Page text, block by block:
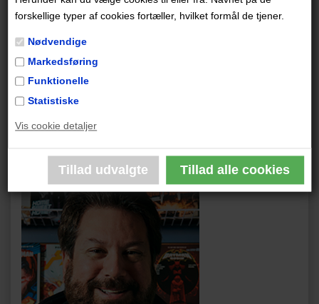
forskellige typer af cookies fortæller, hvilket formål de tjener.
Nødvendige
Markedsføring
Funktionelle
Statistiske
Vis cookie detaljer
er bedst kendt for Starman-serien. Engle vs. dæmoner
er en igangværende serie og udkommer først ved
USA’s tredjestørste tegneserieforlag, Image Comics,
og produceres af Ghost Machine, som Snejbjerg
tegner for.
Om forfatter Peter J. Tomasi